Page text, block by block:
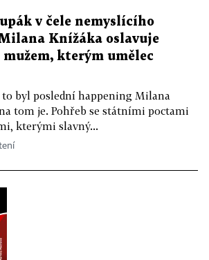
v čele nemyslícího
Knížáka oslavuje
mužem, kterým umělec
byl poslední happening Milana
tom je. Pohřeb se státními poctami
kterými slavný...